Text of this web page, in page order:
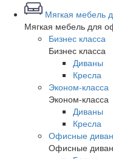
Мягкая мебель
Мягкая мебель для
Бизнес класса
Бизнес класса
Диваны
Кресла
Эконом-класса
Эконом-класса
Диваны
Кресла
Офисные
Офисные